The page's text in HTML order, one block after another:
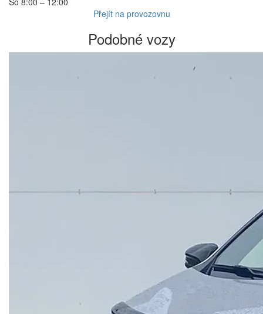
Přejít na provozovnu
Podobné vozy